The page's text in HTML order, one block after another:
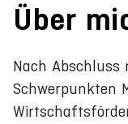
Über
Nach Abschluss
Schwerpunkten